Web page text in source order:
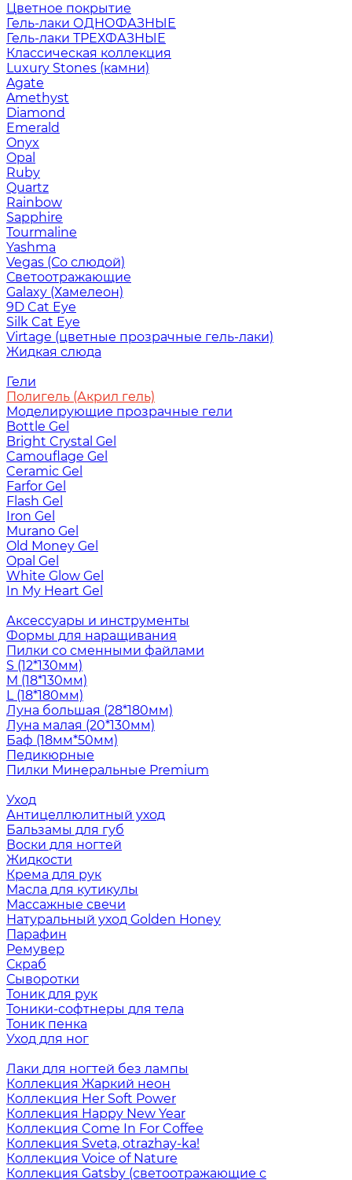
Цветное покрытие
Гель-лаки ОДНОФАЗНЫЕ
Гель-лаки ТРЕХФАЗНЫЕ
Классическая коллекция
Luxury Stones (камни)
Agate
Amethyst
Diamond
Emerald
Onyx
Opal
Ruby
Quartz
Rainbow
Sapphire
Tourmaline
Yashma
Vegas (Со слюдой)
Светоотражающие
Galaxy (Хамелеон)
9D Cat Eye
Silk Cat Eye
Virtage (цветные прозрачные гель-лаки)
Жидкая слюда
Гели
Полигель (Акрил гель)
Моделирующие прозрачные гели
Bottle Gel
Bright Crystal Gel
Camouflage Gel
Ceramic Gel
Farfor Gel
Flash Gel
Iron Gel
Murano Gel
Old Money Gel
Opal Gel
White Glow Gel
In My Heart Gel
Аксессуары и инструменты
Формы для наращивания
Пилки со сменными файлами
S (12*130мм)
M (18*130мм)
L (18*180мм)
Луна большая (28*180мм)
Луна малая (20*130мм)
Баф (18мм*50мм)
Педикюрные
Пилки Минеральные Premium
Уход
Антицеллюлитный уход
Бальзамы для губ
Воски для ногтей
Жидкости
Крема для рук
Масла для кутикулы
Массажные свечи
Натуральный уход Golden Honey
Парафин
Ремувер
Скраб
Сыворотки
Тоник для рук
Тоники-софтнеры для тела
Тоник пенка
Уход для ног
Лаки для ногтей без лампы
Коллекция Жаркий неон
Коллекция Her Soft Power
Коллекция Happy New Year
Коллекция Come In For Coffee
Коллекция Sveta, otrazhay-ka!
Коллекция Voice of Nature
Коллекция Gatsby (светоотражающие с